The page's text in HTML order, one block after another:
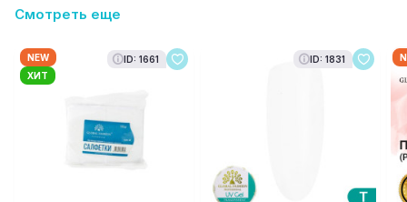
Смотреть еще
NEW
ХИТ
ID: 1661 ID: 1831